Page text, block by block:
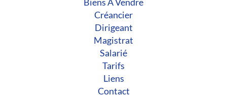
Créancier
Dirigeant
Magistrat
Salarié
Tarifs
Liens
Contact